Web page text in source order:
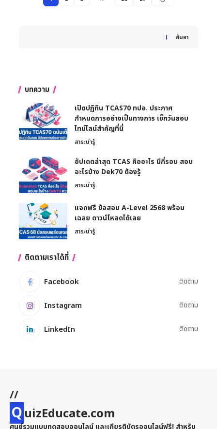
ค้นหา
When autocomplete results are available use up and
บทความ
เปิดปฏิทิน TCAS70 ทปอ. ประกาศ
กำหนดการอย่างเป็นทางการ เช็กวันสอบ
ไทม์ไลน์สำคัญที่นี่
สาระน่ารู้
อัปเดตล่าสุด TCAS คืออะไร มีกี่รอบ สอบ
อะไรบ้าง Dek70 ต้องรู้
สาระน่ารู้
แจกฟรี ข้อสอบ A-Level 2568 พร้อม
เฉลย ดาวน์โหลดได้เลย
สาระน่ารู้
ติดตามเราได้ที่
Facebook ติดตาม
Instagram ติดตาม
LinkedIn ติดตาม
//
QuizEducate.com
ศูนย์รวมแบบทดสอบออนไลน์ และเกียรติบัตรออนไลน์ฟรี! สำหรับ